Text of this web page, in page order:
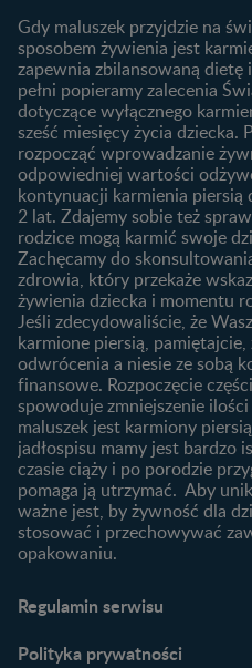
Produkty
Wyszukiwarka produktów
Nasze marki
Jak zaplanować płeć
dziecka?
Jak rozpoznać dni płodne?
Badania przed ciążą
Planowanie urlopu
macierzyńskiego
1.
2.
3.
Rozwój dziecka
Kalendarz rozwoju dziecka
Skoki rozwojowe
Ząbkowanie u niemowląt
Przydatne materiały dla
rodziców
Poradniki dla rodziców
Karty do zdjęć dla
Maluszka
Materiały do pobrania
Narzędzia dla rodziców
praktyczne wskazówki
Gdy maluszek przyjdzie na
sposobem żywienia jest
zapewnia zbilansowaną
pełni popieramy zalecenia
dotyczące wyłącznego
sześć miesięcy życia dziecka.
rozpocząć wprowadzanie
odpowiedniej wartości
kontynuacji karmienia piersią
2 lat. Zdajemy sobie też
rodzice mogą karmić swoje
Zachęcamy do
zdrowia, który przekaże
żywienia dziecka i momentu
Jeśli zdecydowaliście, że
karmione piersią,
odwrócenia a niesie ze sobą
finansowe. Rozpoczęcie
spowoduje zmniejszenie
maluszek jest karmiony
jadłospisu mamy jest bardzo
czasie ciąży i po porodzie
pomaga ją utrzymać. Aby
ważne jest, by żywność dla
stosować i przechowywać
opakowaniu.
Regulamin serwisu
Polityka prywatności